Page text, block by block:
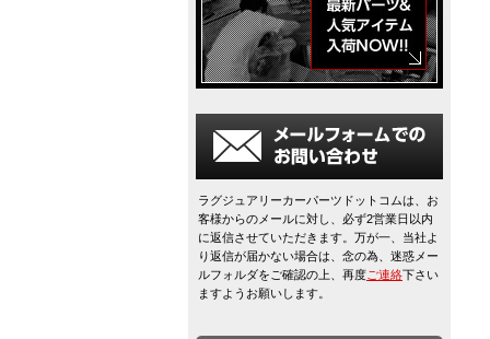
ラグジュアリーカーパーツドットコムは、お
客様からのメールに対し、必ず2営業日以内
に返信させていただきます。万が一、当社よ
り返信が届かない場合は、念の為、迷惑メー
ルフォルダをご確認の上、再度ご連絡下さい
ますようお願いします。